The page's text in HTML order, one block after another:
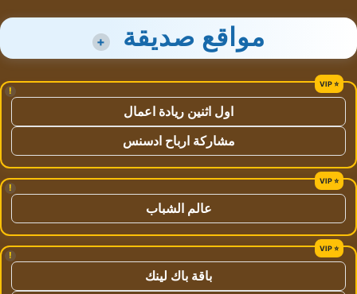
مواقع صديقة +
!
اول اثنين ريادة اعمال
مشاركة ارباح ادسنس
!
عالم الشباب
!
باقة باك لينك